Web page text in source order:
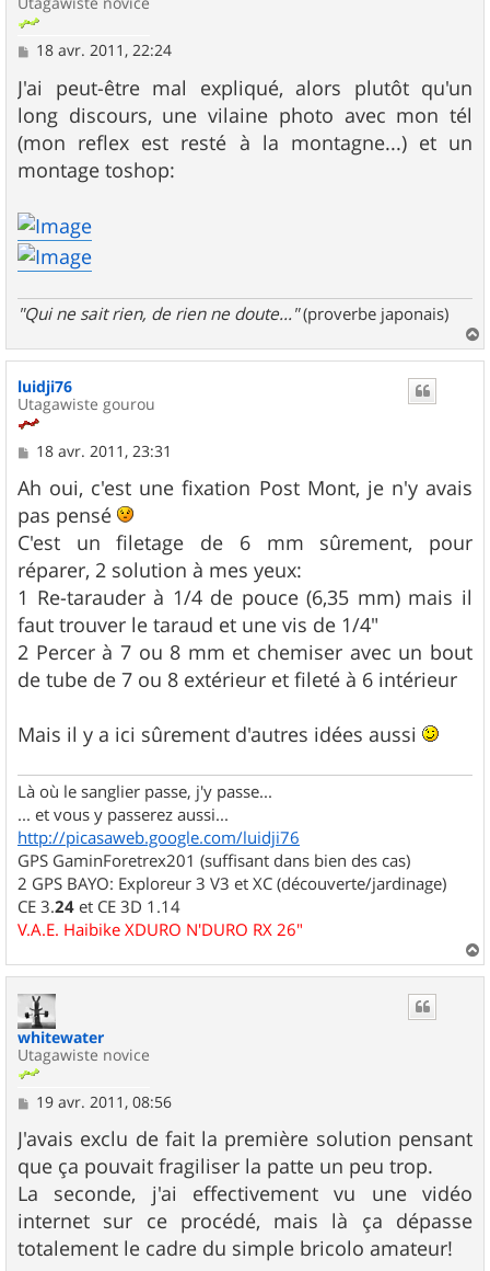
M
s
s
a
g
e
18 avr. 2011, 22:24
J'ai peut-être mal expliqué, alors plutôt qu'un
long discours, une vilaine photo avec mon tél
(mon reflex est resté à la montagne...) et un
montage toshop:
"Qui ne sait rien, de rien ne doute..."(proverbe japonais)
a
luidji76
Utagawiste gourou
M
s
s
a
g
e
18 avr. 2011, 23:31
Ah oui, c'est une fixation Post Mont, je n'y avais
pas pensé
C'est un filetage de 6 mm sûrement, pour
réparer, 2 solution à mes yeux:
1 Re-tarauder à 1/4 de pouce (6,35 mm) mais il
faut trouver le taraud et une vis de 1/4"
2 Percer à 7 ou 8 mm et chemiser avec un bout
de tube de 7 ou 8 extérieur et fileté à 6 intérieur
Mais il y a ici sûrement d'autres idées aussi
Là où le sanglier passe, j'y passe...
... et vous y passerez aussi...
http://picasaweb.google.com/luidji76
GPS GaminForetrex201 (suffisant dans bien des cas)
2 GPS BAYO: Exploreur 3 V3 et XC (découverte/jardinage)
CE 3.24 et CE 3D 1.14
V.A.E. Haibike XDURO N'DURO RX 26"
a
whitewater
Utagawiste novice
M
s
s
a
g
e
19 avr. 2011, 08:56
J'avais exclu de fait la première solution pensant
que ça pouvait fragiliser la patte un peu trop.
La seconde, j'ai effectivement vu une vidéo
internet sur ce procédé, mais là ça dépasse
totalement le cadre du simple bricolo amateur!